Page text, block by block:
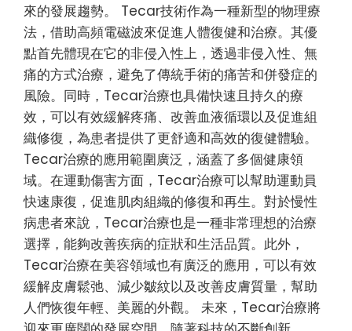
來的發展趨勢。 Tecar技術作為一種新型的物理療
法，借助高頻電磁波來促進人體復健和治療。其優
點首先體現在它的非侵入性上，透過非侵入性、無
痛的方式治療，避免了傳統手術的痛苦和併發症的
風險。同時，Tecar治療也具備快速且持久的療
效，可以有效緩解疼痛、改善血液循環以及促進組
織修復，為患者提供了更舒適和高效的復健體驗。
Tecar治療的應用範圍廣泛，涵蓋了多個健康領
域。在運動傷害方面，Tecar治療可以幫助運動員
快速康復，促進肌肉組織的修復和再生。對於慢性
病患者來說，Tecar治療也是一種非常理想的治療
選擇，能夠改善疾病的症狀和生活品質。此外，
Tecar治療在美容領域也有廣泛的應用，可以有效
緩解皮膚鬆弛、減少皺紋以及改善皮膚質量，幫助
人們恢復年輕、美麗的外觀。 未來，Tecar治療將